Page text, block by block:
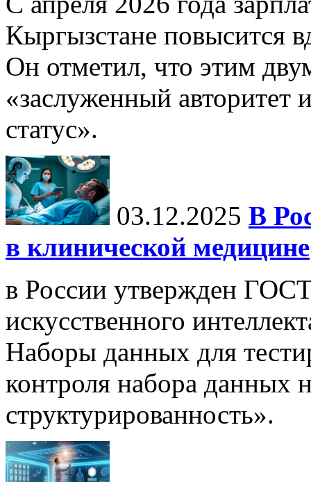
Кыргызстане повысится
Он отметил, что этим
«заслуженный
статус».
03.12.2025 В
в клинической медицине
в России утвержден
искусственного
Наборы данных для
контроля набора данных
структурированность».